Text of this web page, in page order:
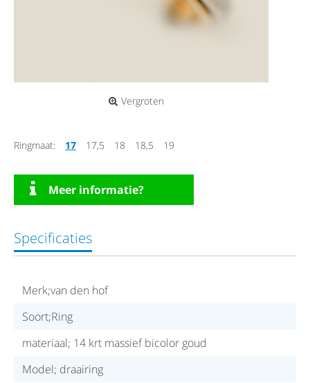
Vergroten
Ringmaat: 17 17,5 18 18,5 19
Meer informatie?
Specificaties
Merk;van den hof
Soort;Ring
materiaal; 14 krt massief bicolor goud
Model; draairing